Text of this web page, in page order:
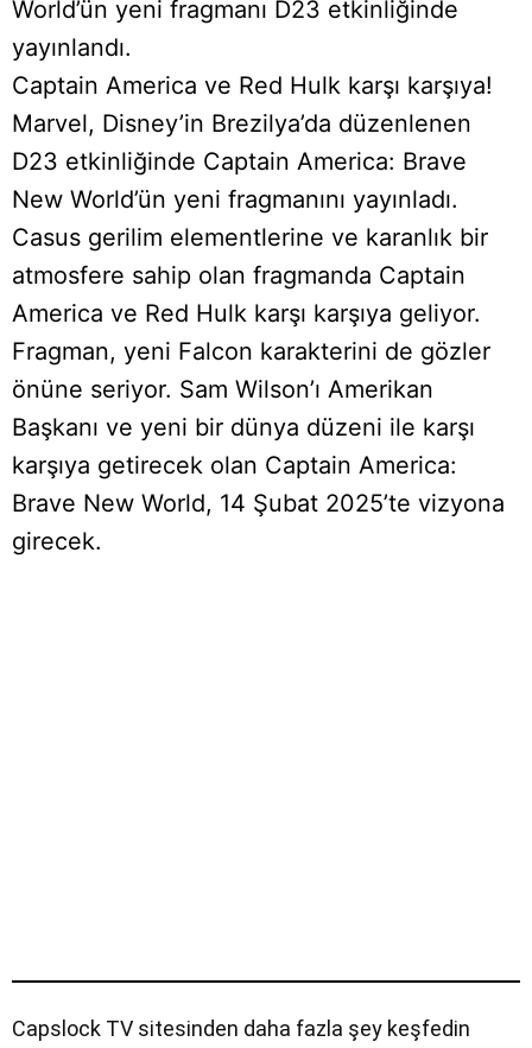
World’ün yeni fragmanı D23 etkinliğinde
yayınlandı.
Captain America ve Red Hulk karşı karşıya!
Marvel, Disney’in Brezilya’da düzenlenen
D23 etkinliğinde Captain America: Brave
New World’ün yeni fragmanını yayınladı.
Casus gerilim elementlerine ve karanlık bir
atmosfere sahip olan fragmanda Captain
America ve Red Hulk karşı karşıya geliyor.
Fragman, yeni Falcon karakterini de gözler
önüne seriyor. Sam Wilson’ı Amerikan
Başkanı ve yeni bir dünya düzeni ile karşı
karşıya getirecek olan Captain America:
Brave New World, 14 Şubat 2025’te vizyona
girecek.
Capslock TV sitesinden daha fazla şey keşfedin